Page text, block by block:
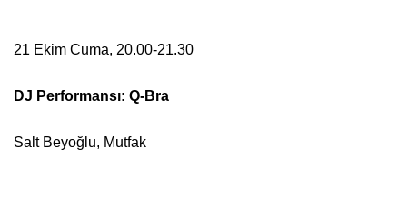
21 Ekim Cuma, 20.00-21.30
DJ Performansı: Q-Bra
Salt Beyoğlu, Mutfak